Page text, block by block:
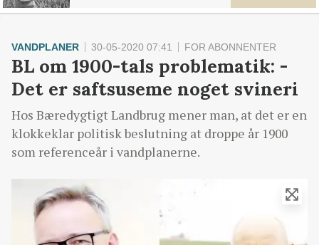
VANDPLANER 30-05-2020 07:41 FOR ABONNENTER
BL om 1900-tals problematik: -
Det er saftsuseme noget svineri
Hos Bæredygtigt Landbrug mener man, at det er en
klokkeklar politisk beslutning at droppe år 1900
som referenceår i vandplanerne.